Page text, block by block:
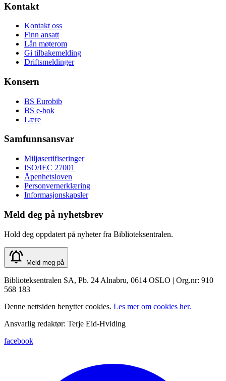
Kontakt
Kontakt oss
Finn ansatt
Lån møterom
Gi tilbakemelding
Driftsmeldinger
Konsern
BS Eurobib
BS e-bok
Lære
Samfunnsansvar
Miljøsertifiseringer
ISO/IEC 27001
Åpenhetsloven
Personvernerklæring
Informasjonskapsler
Meld deg på nyhetsbrev
Hold deg oppdatert på nyheter fra Biblioteksentralen.
Meld meg på
Biblioteksentralen SA, Pb. 24 Alnabru, 0614 OSLO | Org.nr: 910
568 183
Denne nettsiden benytter cookies. Les mer om cookies her.
Ansvarlig redaktør: Terje Eid-Hviding
facebook